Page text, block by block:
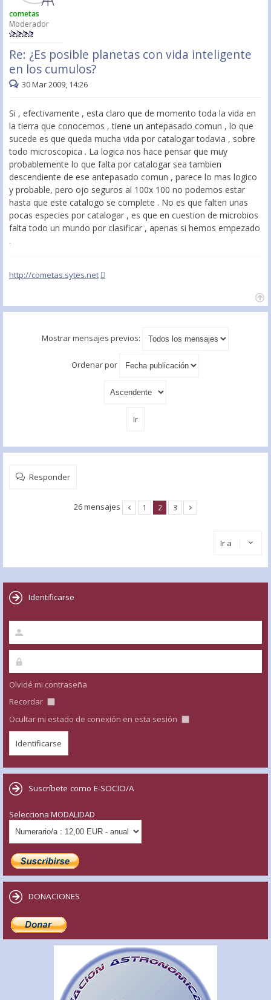
cometas
Moderador
Re: ¿Es posible planetas con vida inteligente
en los cumulos?
30 Mar 2009, 14:26
Si , efectivamente , esta claro que de momento toda la vida en
la tierra que conocemos , tiene un antepasado comun , lo que
sucede es que queda mucha vida por catalogar todavia , sobre
todo microscopica . La logica nos hace pensar que muy
probablemente lo que falta por catalogar sea tambien
descendiente de ese antepasado comun , parece lo mas logico
y probable, pero ojo seguros al 100x 100 no podemos estar
hasta que este catalogo se complete . No es que falten unas
pocas especies por catalogar , es que en cuestion de microbios
falta todo un mundo por clasificar , apenas si hemos empezado
.
http://cometas.sytes.net
Mostrar mensajes previos:
Ordenar por
Responder
26 mensajes 1 2 3
Ir a
Identificarse
Olvidé mi contraseña
Recordar
Ocultar mi estado de conexión en esta sesión
Suscríbete como E-SOCIO/A
Selecciona MODALIDAD
DONACIONES